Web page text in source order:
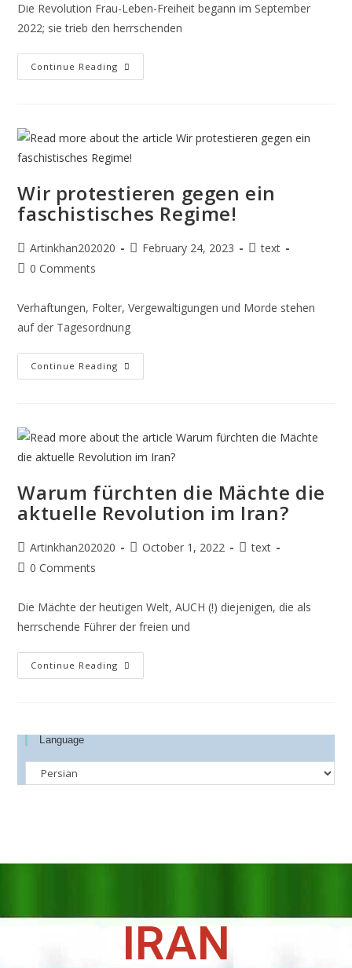
Die Revolution Frau-Leben-Freiheit begann im September
2022; sie trieb den herrschenden
Continue Reading
Wir protestieren gegen ein
faschistisches Regime!
Artinkhan202020 February 24, 2023
text
0 Comments
Verhaftungen, Folter, Vergewaltigungen und Morde stehen
auf der Tagesordnung
Continue Reading
Warum fürchten die Mächte die
aktuelle Revolution im Iran?
Artinkhan202020 October 1, 2022
text
0 Comments
Die Mächte der heutigen Welt, AUCH (!) diejenigen, die als
herrschende Führer der freien und
Continue Reading
Language
IRAN